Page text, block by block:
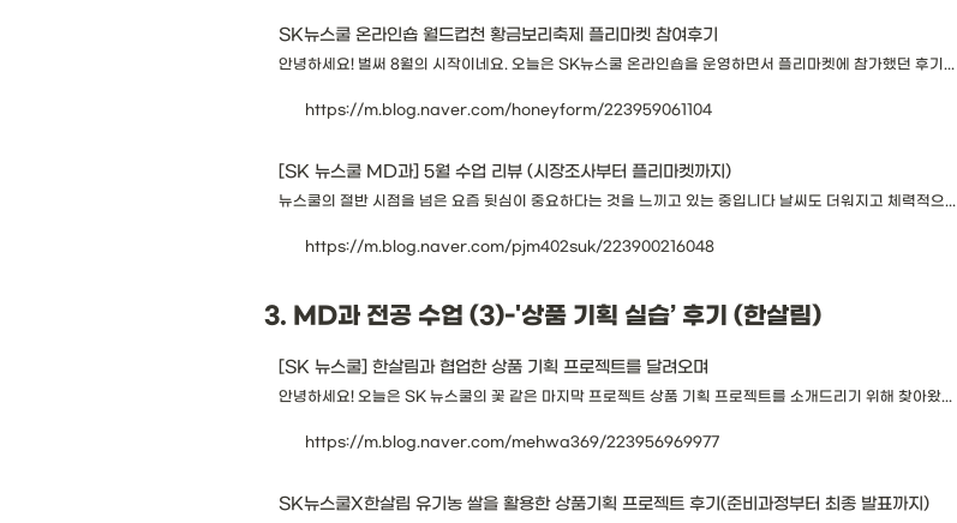
SK뉴스쿨 온라인숍 월드컵천 황금보리축제 플리마켓 참여후기
안녕하세요! 벌써 8월의 시작이네요. 오늘은 SK뉴스쿨 온라인숍을 운영하면서 플리마켓에 참가했던 후기...
https://m.blog.naver.com/honeyform/223959061104
[SK 뉴스쿨 MD과] 5월 수업 리뷰 (시장조사부터 플리마켓까지)
뉴스쿨의 절반 시점을 넘은 요즘 뒷심이 중요하다는 것을 느끼고 있는 중입니다 날씨도 더워지고 체력적으...
https://m.blog.naver.com/pjm402suk/223900216048
3. MD과 전공 수업 (3)-'상품 기획 실습’ 후기 (한살림)
[SK 뉴스쿨] 한살림과 협업한 상품 기획 프로젝트를 달려오며
안녕하세요! 오늘은 SK 뉴스쿨의 꽃 같은 마지막 프로젝트 상품 기획 프로젝트를 소개드리기 위해 찾아왔...
https://m.blog.naver.com/mehwa369/223956969977
SK뉴스쿨X한살림 유기농 쌀을 활용한 상품기획 프로젝트 후기(준비과정부터 최종 발표까지)